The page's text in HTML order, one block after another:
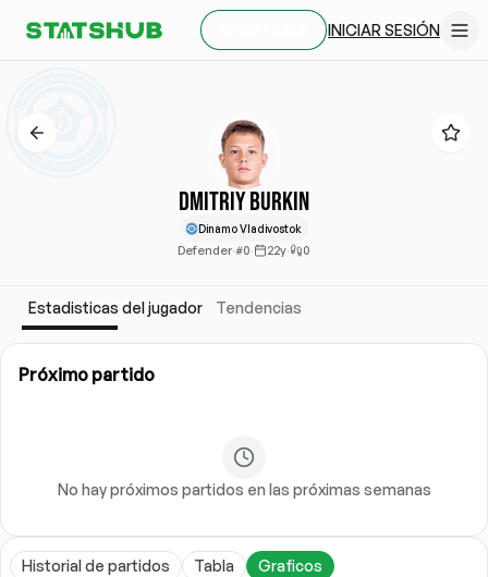
INICIAR SESIÓN
Dmitriy Burkin
Dinamo Vladivostok
Defender·#0· 22y· 0
Estadisticas del jugador Tendencias
Próximo partido
No hay próximos partidos en las próximas semanas
Historial de partidos Tabla Graficos